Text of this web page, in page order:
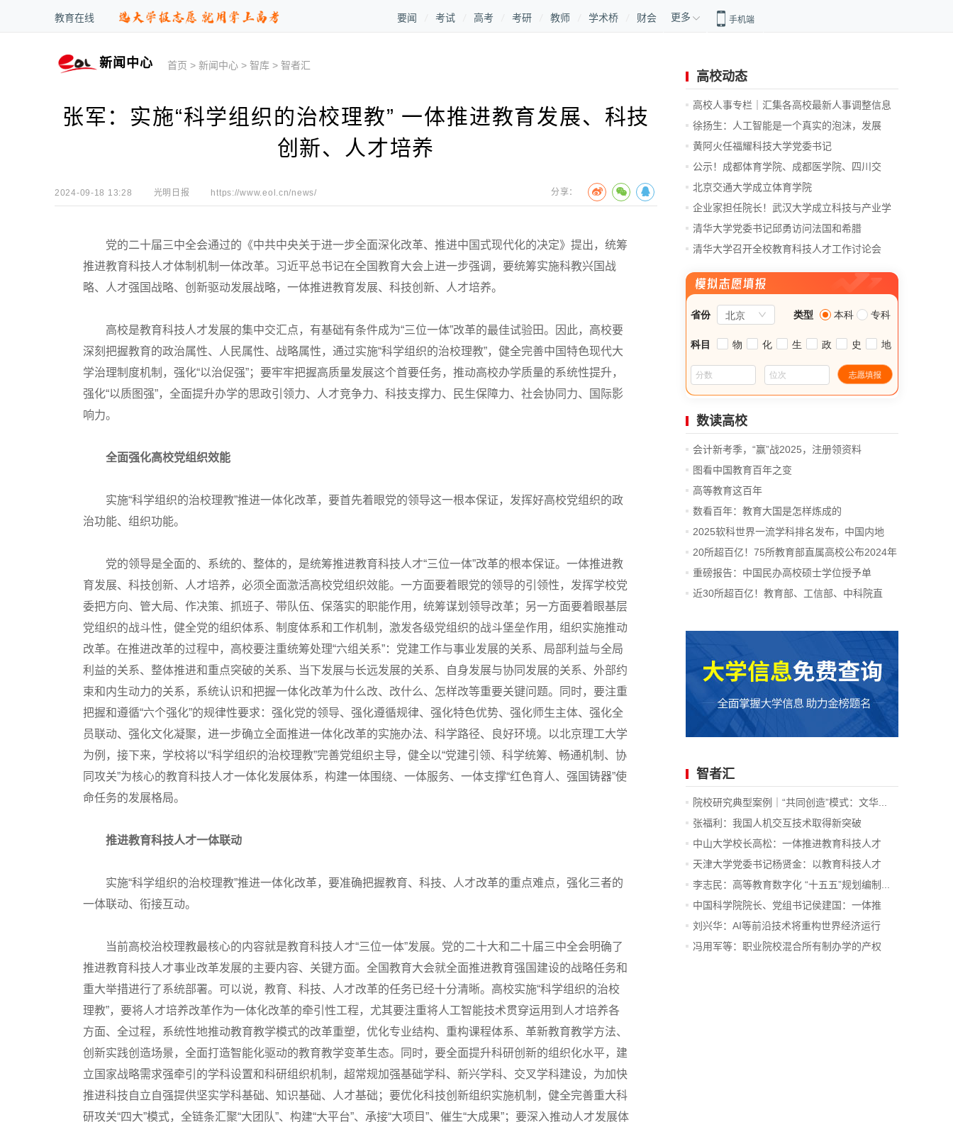
教育在线 要闻 考试 高考 考研 教师 学术桥 财会 更多 手机端
新闻中心 首页 >新闻中心 >智库 >智者汇
张军：实施“科学组织的治校理教” 一体推进教育发展、科技
创新、人才培养
2024-09-18 13:28 光明日报 https://www.eol.cn/news/ 分享：
党的二十届三中全会通过的《中共中央关于进一步全面深化改革、推进中国式现代化的决定》提出，统筹
推进教育科技人才体制机制一体改革。习近平总书记在全国教育大会上进一步强调，要统筹实施科教兴国战
略、人才强国战略、创新驱动发展战略，一体推进教育发展、科技创新、人才培养。
高校是教育科技人才发展的集中交汇点，有基础有条件成为“三位一体”改革的最佳试验田。因此，高校要
深刻把握教育的政治属性、人民属性、战略属性，通过实施“科学组织的治校理教”，健全完善中国特色现代大
学治理制度机制，强化“以治促强”；要牢牢把握高质量发展这个首要任务，推动高校办学质量的系统性提升，
强化“以质图强”，全面提升办学的思政引领力、人才竞争力、科技支撑力、民生保障力、社会协同力、国际影
响力。
全面强化高校党组织效能
实施“科学组织的治校理教”推进一体化改革，要首先着眼党的领导这一根本保证，发挥好高校党组织的政
治功能、组织功能。
党的领导是全面的、系统的、整体的，是统筹推进教育科技人才“三位一体”改革的根本保证。一体推进教
育发展、科技创新、人才培养，必须全面激活高校党组织效能。一方面要着眼党的领导的引领性，发挥学校党
委把方向、管大局、作决策、抓班子、带队伍、保落实的职能作用，统筹谋划领导改革；另一方面要着眼基层
党组织的战斗性，健全党的组织体系、制度体系和工作机制，激发各级党组织的战斗堡垒作用，组织实施推动
改革。在推进改革的过程中，高校要注重统筹处理“六组关系”：党建工作与事业发展的关系、局部利益与全局
利益的关系、整体推进和重点突破的关系、当下发展与长远发展的关系、自身发展与协同发展的关系、外部约
束和内生动力的关系，系统认识和把握一体化改革为什么改、改什么、怎样改等重要关键问题。同时，要注重
把握和遵循“六个强化”的规律性要求：强化党的领导、强化遵循规律、强化特色优势、强化师生主体、强化全
员联动、强化文化凝聚，进一步确立全面推进一体化改革的实施办法、科学路径、良好环境。以北京理工大学
为例，接下来，学校将以“科学组织的治校理教”完善党组织主导，健全以“党建引领、科学统筹、畅通机制、协
同攻关”为核心的教育科技人才一体化发展体系，构建一体围绕、一体服务、一体支撑“红色育人、强国铸器”使
命任务的发展格局。
推进教育科技人才一体联动
实施“科学组织的治校理教”推进一体化改革，要准确把握教育、科技、人才改革的重点难点，强化三者的
一体联动、衔接互动。
当前高校治校理教最核心的内容就是教育科技人才“三位一体”发展。党的二十大和二十届三中全会明确了
推进教育科技人才事业改革发展的主要内容、关键方面。全国教育大会就全面推进教育强国建设的战略任务和
重大举措进行了系统部署。可以说，教育、科技、人才改革的任务已经十分清晰。高校实施“科学组织的治校
理教”，要将人才培养改革作为一体化改革的牵引性工程，尤其要注重将人工智能技术贯穿运用到人才培养各
方面、全过程，系统性地推动教育教学模式的改革重塑，优化专业结构、重构课程体系、革新教育教学方法、
创新实践创造场景，全面打造智能化驱动的教育教学变革生态。同时，要全面提升科研创新的组织化水平，建
立国家战略需求强牵引的学科设置和科研组织机制，超常规加强基础学科、新兴学科、交叉学科建设，为加快
推进科技自立自强提供坚实学科基础、知识基础、人才基础；要优化科技创新组织实施机制，健全完善重大科
研攻关“四大”模式，全链条汇聚“大团队”、构建“大平台”、承接“大项目”、催生“大成果”；要深入推动人才发展体
高校动态
高校人事专栏｜汇集各高校最新人事调整信息
徐扬生：人工智能是一个真实的泡沫，发展
前...
黄阿火任福耀科技大学党委书记
公示！成都体育学院、成都医学院、四川交
通...
北京交通大学成立体育学院
企业家担任院长！武汉大学成立科技与产业学
院
清华大学党委书记邱勇访问法国和希腊
清华大学召开全校教育科技人才工作讨论会
数读高校
会计新考季，“赢”战2025，注册领资料
图看中国教育百年之变
高等教育这百年
数看百年：教育大国是怎样炼成的
2025软科世界一流学科排名发布，中国内地
14...
20所超百亿！75所教育部直属高校公布2024年
决算
重磅报告：中国民办高校硕士学位授予单
位、...
近30所超百亿！教育部、工信部、中科院直
智者汇
院校研究典型案例｜“共同创造”模式：文华...
张福利：我国人机交互技术取得新突破
中山大学校长高松：一体推进教育科技人才
发...
天津大学党委书记杨贤金：以教育科技人才
一...
李志民：高等教育数字化 “十五五”规划编制...
中国科学院院长、党组书记侯建国：一体推
进...
刘兴华：AI等前沿技术将重构世界经济运行
底...
冯用军等：职业院校混合所有制办学的产权